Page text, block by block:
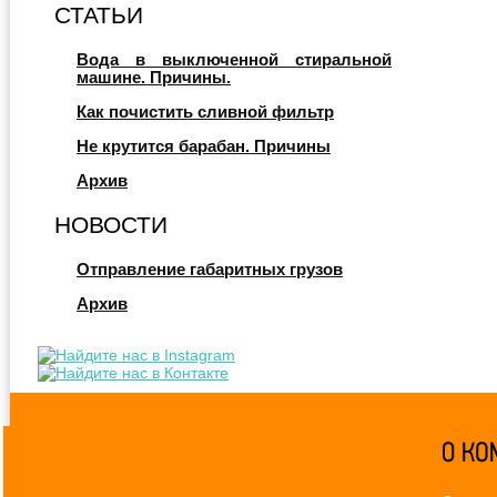
СТАТЬИ
Вода в выключенной стиральной
машине. Причины.
Как почистить сливной фильтр
Не крутится барабан. Причины
Архив
НОВОСТИ
Отправление габаритных грузов
Архив